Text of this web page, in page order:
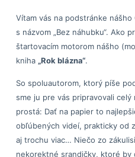
Vítam vás na podstránke
s názvom „Bez náhubku“. Ako
štartovacím motorom nášho
kniha „Rok blázna“.
So spoluautorom, ktorý píše
sme ju pre vás pripravovali celý
prostá: Dať na papier to
obľúbených videí, prakticky od
aj trochu viac… Niečo zo
nekorektné srandičky, ktoré by